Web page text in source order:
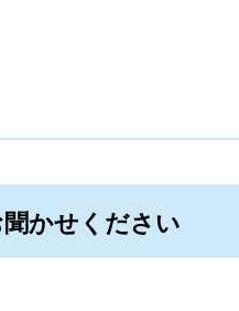
かせください